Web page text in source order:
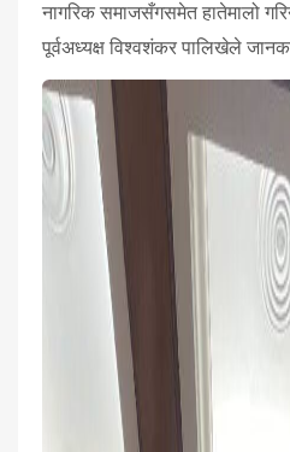
नागरिक समाजसँगसमेत हातेमालो
पूर्वअध्यक्ष विश्वशंकर पालिखेले